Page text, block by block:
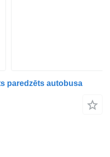
paredzēts autobusa